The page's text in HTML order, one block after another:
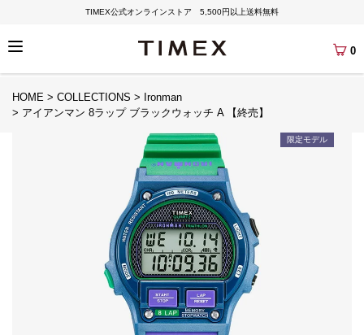
TIMEX公式オンラインストア 5,500円以上送料無料
0
HOME COLLECTIONS
Ironman
アイアンマン 8ラップ ブラックウォッチ A 【終売】
限定モデル